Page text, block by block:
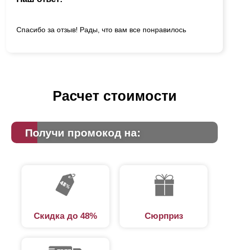
Спасибо за отзыв! Рады, что вам все понравилось
Расчет стоимости
Получи промокод на:
Скидка до 48% Сюрприз